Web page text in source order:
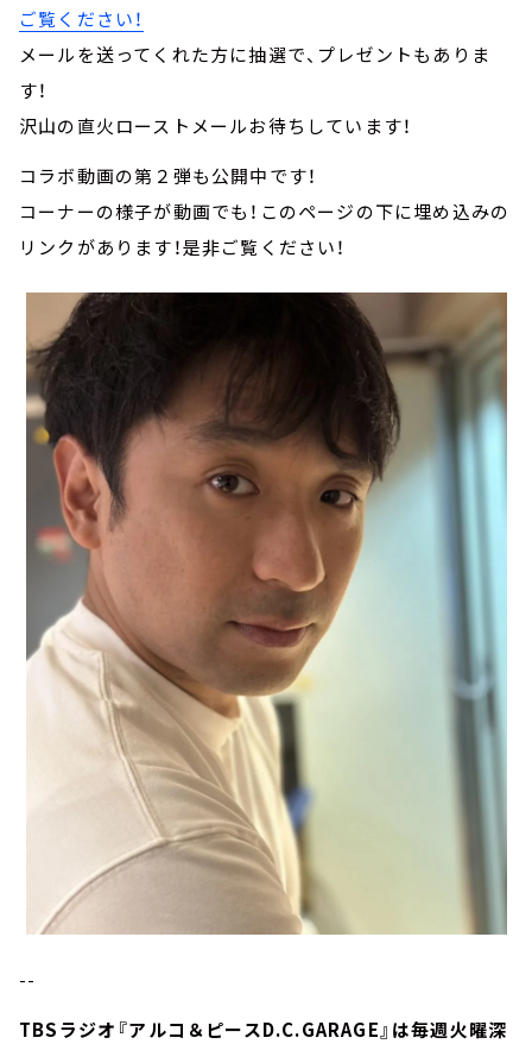
ご覧ください！
メールを送ってくれた方に抽選で、プレゼントもありま
す！
沢山の直火ローストメールお待ちしています！
コラボ動画の第２弾も公開中です！
コーナーの様子が動画でも！このページの下に埋め込みの
リンクがあります！是非ご覧ください！
--
TBSラジオ『アルコ＆ピースD.C.GARAGE』は毎週火曜深